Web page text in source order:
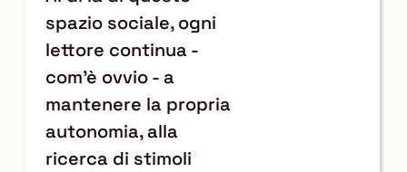
spazio sociale, ogni
lettore continua -
com’è ovvio - a
mantenere la propria
autonomia, alla
ricerca di stimoli